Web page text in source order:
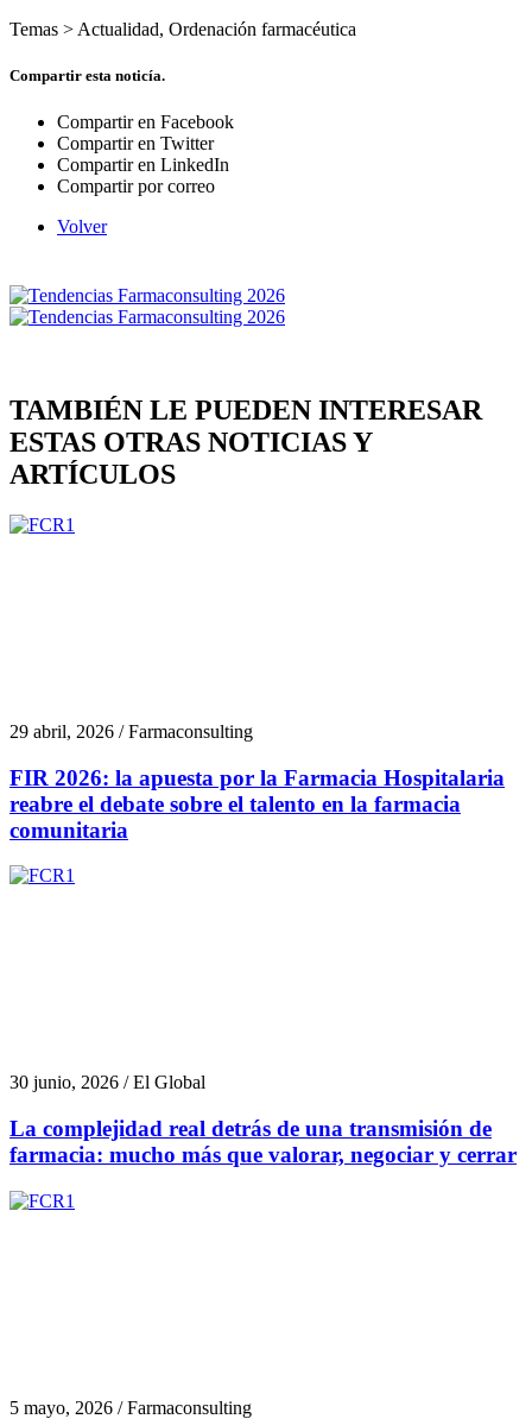
Temas > Actualidad, Ordenación farmacéutica
Compartir esta noticía.
Compartir en Facebook
Compartir en Twitter
Compartir en LinkedIn
Compartir por correo
Volver
TAMBIÉN LE PUEDEN INTERESAR
ESTAS OTRAS NOTICIAS Y
ARTÍCULOS
29 abril, 2026 / Farmaconsulting
FIR 2026: la apuesta por la Farmacia Hospitalaria
reabre el debate sobre el talento en la farmacia
comunitaria
30 junio, 2026 / El Global
La complejidad real detrás de una transmisión de
farmacia: mucho más que valorar, negociar y cerrar
5 mayo, 2026 / Farmaconsulting